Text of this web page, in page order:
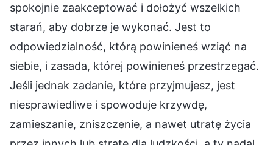
spokojnie zaakceptować i dołożyć wszelkich
starań, aby dobrze je wykonać. Jest to
odpowiedzialność, którą powinieneś wziąć na
siebie, i zasada, której powinieneś przestrzegać.
Jeśli jednak zadanie, które przyjmujesz, jest
niesprawiedliwe i spowoduje krzywdę,
zamieszanie, zniszczenie, a nawet utratę życia